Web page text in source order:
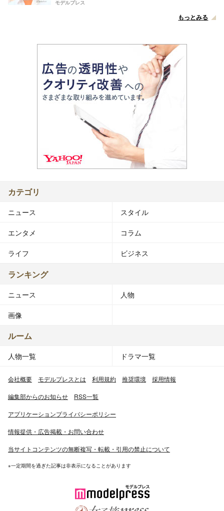
モデルプレス
もっとみる
カテゴリ
ニュース スタイル
エンタメ コラム
ライフ ビジネス
ランキング
ニュース 人物
画像
ルーム
人物一覧 ドラマ一覧
会社概要 モデルプレスとは 利用規約 推奨環境 採用情報
編集部からのお知らせ RSS一覧
アプリケーションプライバシーポリシー
情報提供・広告掲載・お問い合わせ
当サイトコンテンツの無断複写・転載・引用の禁止について
※一定期間を過ぎた記事は非表示になることがあります